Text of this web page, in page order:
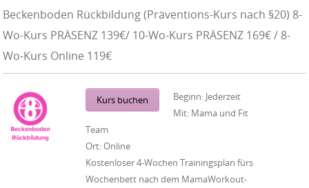
Beckenboden Rückbildung (Präventions-Kurs nach §20) 8-
Wo-Kurs PRÄSENZ 139€/ 10-Wo-Kurs PRÄSENZ 169€ / 8-
Wo-Kurs Online 119€
Kurs buchen Beginn: Jederzeit
Mit: Mama und Fit
Team
Ort:Online
Kostenloser 4-Wochen Trainingsplan fürs
Wochenbett nach dem MamaWorkout-